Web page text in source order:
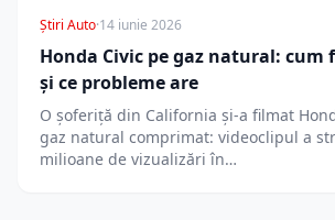
Știri Auto·14 iunie 2026
Honda Civic pe gaz natural: cum
și ce probleme are
O șoferiță din California și-a filmat
gaz natural comprimat: videoclipul a
milioane de vizualizări în…